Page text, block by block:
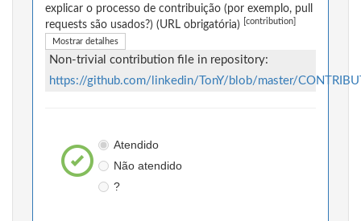
explicar o processo de contribuição (por exemplo, pull
requests são usados?) (URL obrigatória)
[contribution]
Mostrar detalhes
Non-trivial contribution file in repository:
https://github.com/linkedin/TonY/blob/master/
Atendido
Não atendido
?